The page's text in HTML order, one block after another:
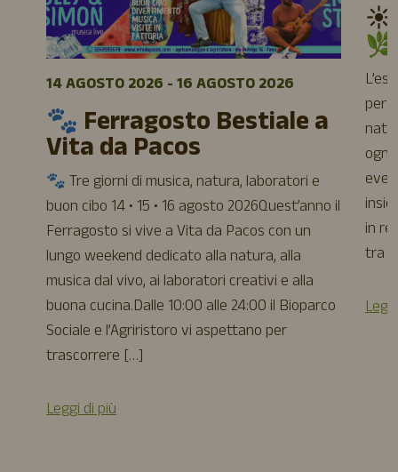
14 AGOSTO 2026 - 16 AGOSTO 2026
🐾 Ferragosto Bestiale a
Vita da Pacos
🐾 Tre giorni di musica, natura, laboratori e
buon cibo 14 • 15 • 16 agosto 2026Quest’anno il
Ferragosto si vive a Vita da Pacos con un
lungo weekend dedicato alla natura, alla
musica dal vivo, ai laboratori creativi e alla
buona cucina.Dalle 10:00 alle 24:00 il Bioparco
Sociale e l’Agriristoro vi aspettano per
trascorrere […]
Leggi di più
☀️
🌿
in
tra